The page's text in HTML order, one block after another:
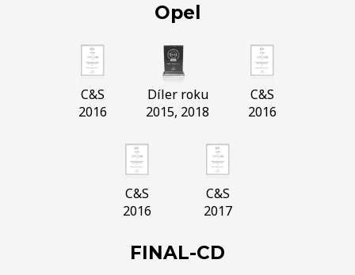
Opel
C&S
2016
Díler roku
2015, 2018
C&S
2016
C&S
2016
C&S
2017
FINAL-CD